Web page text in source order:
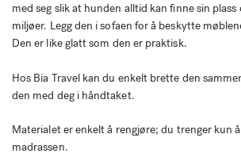
med seg slik at hunden alltid kan finne sin
miljøer. Legg den i sofaen for å beskytte
Den er like glatt som den er praktisk.
Hos Bia Travel kan du enkelt brette den
den med deg i håndtaket.
Materialet er enkelt å rengjøre; du trenger kun
madrassen.